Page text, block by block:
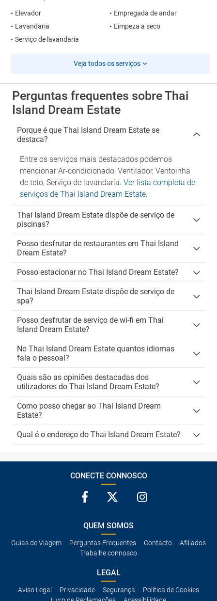
Elevador
Empregada de andar
Lavandaria
Limpeza a seco
Serviço de lavandaria
Veja todos os serviços
Perguntas frequentes sobre Thai
Island Dream Estate
Porque é que Thai Island Dream Estate se
destaca?
Entre os serviços mais destacados podemos
mencionar Ar-condicionado, Ventilador, Ventoinha
de teto, Serviço de lavandaria. Ver lista completa de
serviços de Thai Island Dream Estate.
Thai Island Dream Estate dispõe de serviço de
piscinas?
Posso desfrutar de restaurantes em Thai Island
Dream Estate?
Posso estacionar no Thai Island Dream Estate?
Thai Island Dream Estate dispõe de serviço de
spa?
Posso desfrutar de serviço de wi-fi em Thai
Island Dream Estate?
No Thai Island Dream Estate quantos idiomas
fala o pessoal?
Quais são as opiniões destacadas dos
utilizadores do Thai Island Dream Estate?
Como posso chegar ao Thai Island Dream
Estate?
Qual é o endereço do Thai Island Dream Estate?
CONECTE CONNOSCO
QUEM SOMOS
Guias de Viagem Perguntas Frequentes Contacto
Afiliados
Trabalhe connosco
LEGAL
Aviso Legal Privacidade Segurança
Política de Cookies